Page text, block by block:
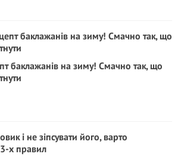
баклажанів на зиму! Смачно так, що